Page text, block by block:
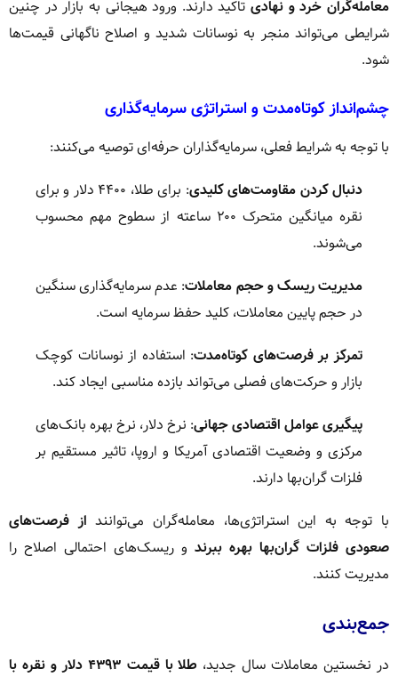
معامله‌گران خرد و نهادیتاکید دارند. ورود هیجانی به بازار در چنین
شرایطی می‌تواند منجر به نوسانات شدید و اصلاح ناگهانی قیمت‌ها
شود.
چشم‌انداز کوتاه‌مدت و استراتژی سرمایه‌گذاری
با توجه به شرایط فعلی، سرمایه‌گذاران حرفه‌ای توصیه می‌کنند:
دنبال کردن مقاومت‌های کلیدی
: برای طلا، ۴۴۰۰ دلار و برای
نقره میانگین متحرک ۲۰۰ ساعته از سطوح مهم محسوب
می‌شوند.
مدیریت ریسک و حجم معاملات: عدم سرمایه‌گذاری سنگین
در حجم پایین معاملات، کلید حفظ سرمایه است.
تمرکز بر فرصت‌های کوتاه‌مدت: استفاده از نوسانات کوچک
بازار و حرکت‌های فصلی می‌تواند بازده مناسبی ایجاد کند.
پیگیری عوامل اقتصادی جهانی: نرخ دلار، نرخ بهره بانک‌های
مرکزی و وضعیت اقتصادی آمریکا و اروپا، تاثیر مستقیم بر
فلزات گران‌بها دارند.
با توجه به این استراتژی‌ها، معامله‌گران می‌توانند از فرصت‌های
صعودی فلزات گران‌بها بهره ببرند و ریسک‌های احتمالی اصلاح را
مدیریت کنند.
جمع‌بندی
در نخستین معاملات سال جدید،
طلا با قیمت ۴۳۹۳ دلار و نقره با